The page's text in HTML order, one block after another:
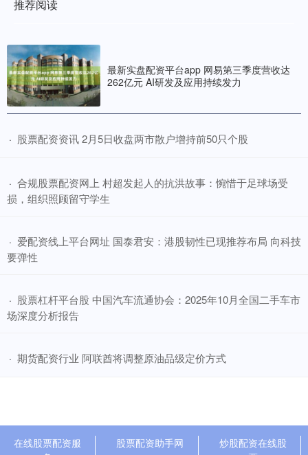
推荐阅读
最新实盘配资平台app 网易第三季度营收达
262亿元 AI研发及应用持续发力
· ​股票配资资讯 2月5日收盘两市散户增持前50只个股
· ​合规股票配资网上 村超发起人的抗洪故事：惋惜于足球场受
损，组织照顾留守学生
· ​爱配资线上平台网址 国泰君安：港股韧性已现推荐布局 向科技
要弹性
· ​股票杠杆平台股 中国汽车流通协会：2025年10月全国二手车市
场深度分析报告
· ​期货配资行业 阿联酋将调整原油品级定价方式
在线股票配资服
股票配资助手网
炒股配资在线股